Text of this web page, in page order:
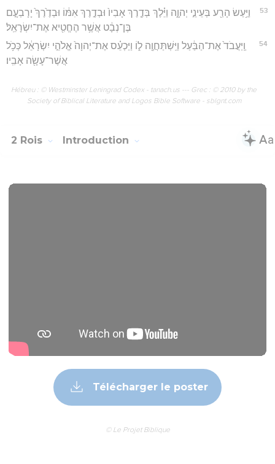
53
וַיַּ֥עַשׂ הָרַ֖ע בְּעֵינֵ֣י יְהוָ֑ה וַיֵּ֗לֶךְ בְּדֶ֤רֶךְ אָבִיו֙ וּבְדֶ֣רֶךְ אִמּ֔וֹ וּבְדֶ֙רֶךְ֙ יָרָבְעָ֣ם
בֶּן־נְבָ֔ט אֲשֶׁ֥ר הֶחֱטִ֖יא אֶת־יִשְׂרָאֵֽל׃
54
וַֽיַּעֲבֹד֙ אֶת־הַבַּ֔עַל וַיִּֽשְׁתַּחֲוֶ֖ה ל֑וֹ וַיַּכְעֵ֗ס אֶת־יְהוָה֙ אֱלֹהֵ֣י יִשְׂרָאֵ֔ל כְּכֹ֥ל
אֲשֶׁר־עָשָׂ֖ה אָבִֽיו׃
Hébreu : © Westminster Leningrad Codex - tanach.us --- Grec : © 2010 by the
Society of Biblical Literature and Logos Bible Software - sblgnt.com
2 Rois Introduction
Télécharger le poster
© Le Projet Biblique